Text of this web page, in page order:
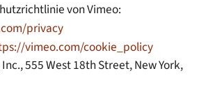
von Vimeo:
privacy
vimeo.com/cookie_policy
555 West 18th Street, New York,